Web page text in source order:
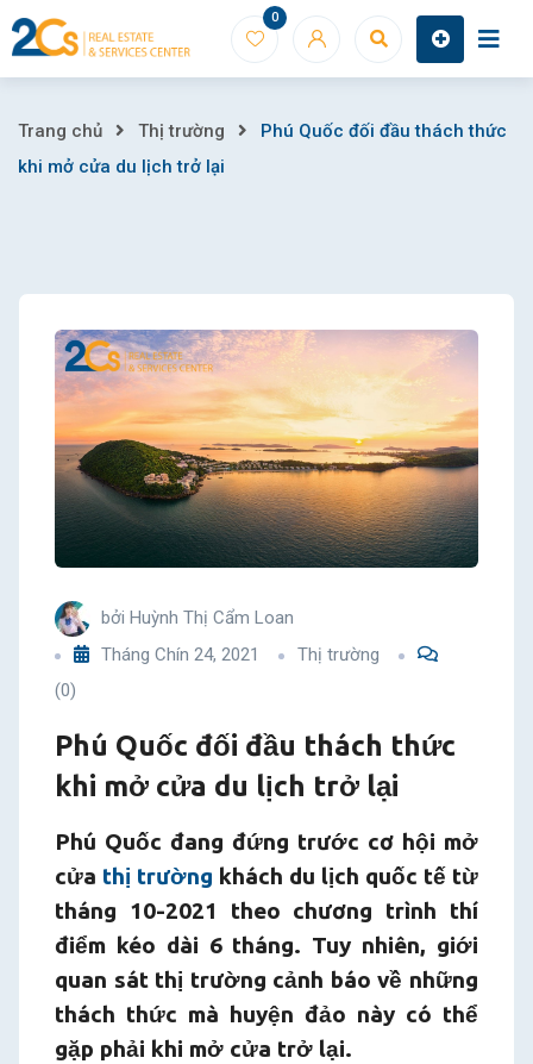
Skip
to
0
Phú
đầu
thách
thức
khi
mở
cửa
du
lịch
trở
lại
Trang chủ Thị trường
Phú Quốc đối đầu thách thức
khi mở cửa du lịch trở lại
bởi Huỳnh Thị Cẩm Loan
Tháng Chín 24, 2021
Thị trường
(0)
Phú Quốc đối đầu thách thức
khi mở cửa du lịch trở lại
Phú Quốc đang đứng trước cơ hội mở
cửa thị trường khách du lịch quốc tế từ
tháng 10-2021 theo chương trình thí
điểm kéo dài 6 tháng. Tuy nhiên, giới
quan sát thị trường cảnh báo về những
thách thức mà huyện đảo này có thể
gặp phải khi mở cửa trở lại.